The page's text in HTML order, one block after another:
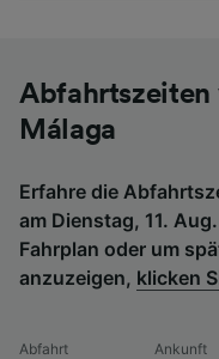
Abfahrtszeiten
Málaga
Erfahre die
am Dienstag, 11.
Fahrplan oder um
anzuzeigen, klicken
Abfahrt Ankunft